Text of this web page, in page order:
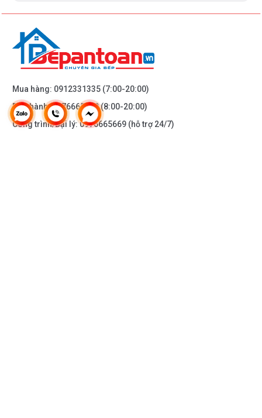
Với mẫu chậu dángbậc thang lệchgiúp không gian
bếp của bạn trở nên tinh tế hơn bao giờ. Màu đen
huyền bí cùng với thiết kế hiện đại, khiến bạn thêm yêu
gian bếp của mình.
Với thiết kếxi phông rộng, thoát nước dễ dàng và
nhanh hơn. hố rác cũng đượctráng lớp Nano kháng
khuẩnbạn có thể vệ sinh dễ dàng và yên tâm với việc
Mua hàng: 0912331335 (7:00-20:00)
Bảo hành:0976665669(8:00-20:00)
Công trình/Đại lý:0976665669 (hỗ trợ 24/7)